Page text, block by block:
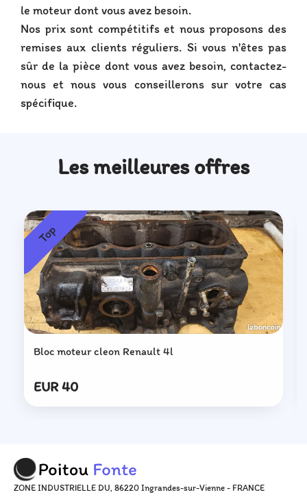
le moteur dont vous avez besoin.
Nos prix sont compétitifs et nous proposons des
remises aux clients réguliers. Si vous n'êtes pas
sûr de la pièce dont vous avez besoin, contactez-
nous et nous vous conseillerons sur votre cas
spécifique.
Les meilleures offres
Top
Bloc moteur cleon Renault 4l
EUR 40
ZONE INDUSTRIELLE DU, 86220 Ingrandes-sur-Vienne - FRANCE